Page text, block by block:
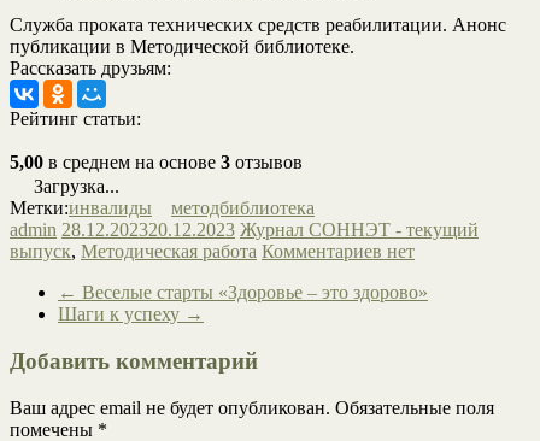
Служба проката технических средств реабилитации. Анонс
публикации в Методической библиотеке.
Рассказать друзьям:
Рейтинг статьи:
5,00 в среднем на основе 3 отзывов
Загрузка...
Метки:инвалиды
методбиблиотека
admin 28.12.202320.12.2023 Журнал СОННЭТ - текущий
выпуск, Методическая работа Комментариев нет
← Веселые старты «Здоровье – это здорово»
Шаги к успеху →
Добавить комментарий
Ваш адрес email не будет опубликован. Обязательные поля
помечены *